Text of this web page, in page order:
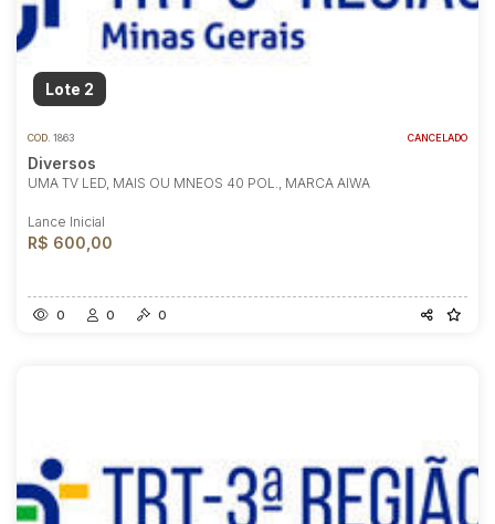
Lote 2
COD. 1863 CANCELADO
Diversos
UMA TV LED, MAIS OU MNEOS 40 POL., MARCA AIWA
Lance Inicial
R$ 600,00
0 0 0